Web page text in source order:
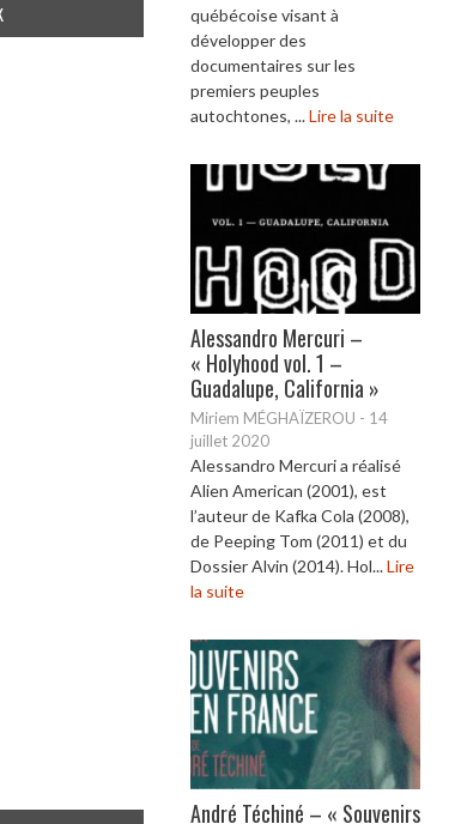
québécoise visant à
développer des
documentaires sur les
premiers peuples
autochtones, ...Lire la suite
Alessandro Mercuri –
« Holyhood vol. 1 –
Guadalupe, California »
Miriem MÉGHAÏZEROU - 14
juillet 2020
Alessandro Mercuri a réalisé
Alien American (2001), est
l’auteur de Kafka Cola (2008),
de Peeping Tom (2011) et du
Dossier Alvin (2014). Hol...Lire
la suite
André Téchiné – « Souvenirs